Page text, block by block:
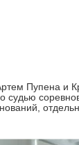
Пупена и
судью